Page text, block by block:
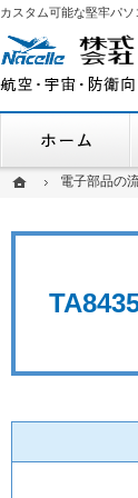
ホーム電子部品の
カスタム可能な堅牢パ
ホーム電子部品の